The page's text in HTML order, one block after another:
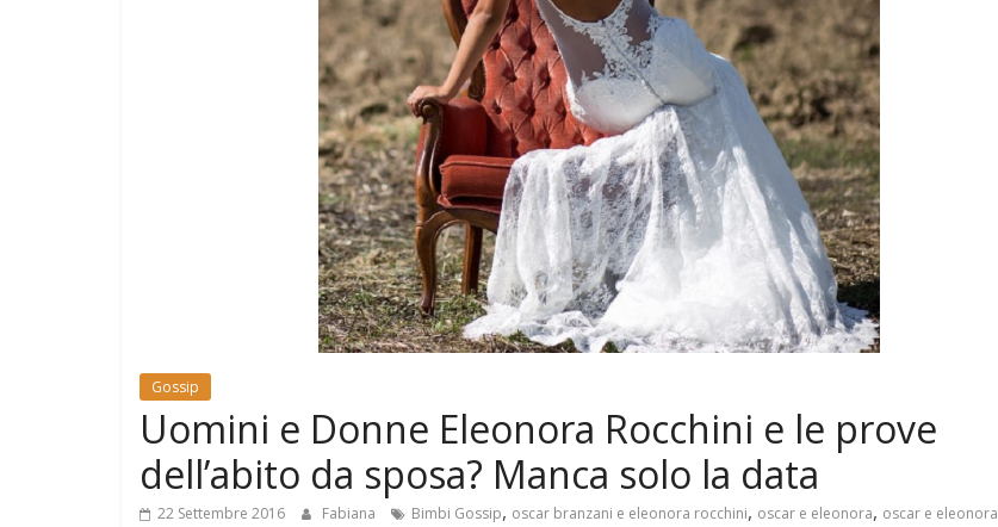
Gossip
Uomini e Donne Eleonora Rocchini e le prove
dell’abito da sposa? Manca solo la data
22 Settembre 2016 Fabiana Bimbi Gossip, oscar branzani e eleonora rocchini, oscar e eleonora, oscar e eleonora